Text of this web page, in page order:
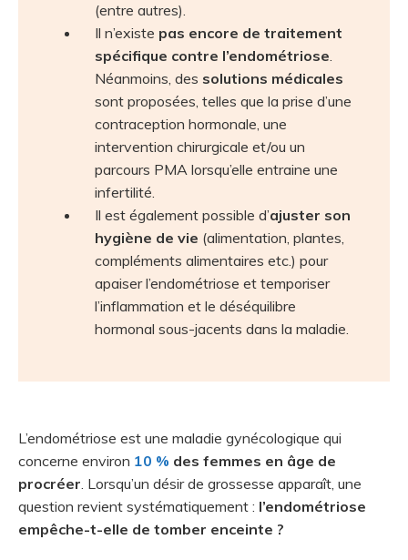
(entre autres).
Il n’existe pas encore de traitement
spécifique contre l’endométriose.
Néanmoins, des solutions médicales
sont proposées, telles que la prise d’une
contraception hormonale, une
intervention chirurgicale et/ou un
parcours PMA lorsqu’elle entraine une
infertilité.
Il est également possible d’ajuster son
hygiène de vie (alimentation, plantes,
compléments alimentaires etc.) pour
apaiser l’endométriose et temporiser
l’inflammation et le déséquilibre
hormonal sous-jacents dans la maladie.
L’endométriose est une maladie gynécologique qui
concerne environ 10 % des femmes en âge de
procréer . Lorsqu’un désir de grossesse apparaît, une
question revient systématiquement : l’endométriose
empêche-t-elle de tomber enceinte ?